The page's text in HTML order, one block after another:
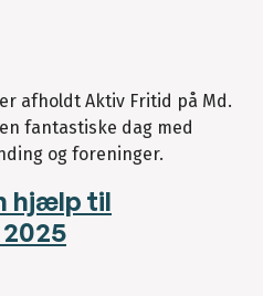
afholdt Aktiv Fritid på Md.
fantastiske dag med
og foreninger.
hjælp til